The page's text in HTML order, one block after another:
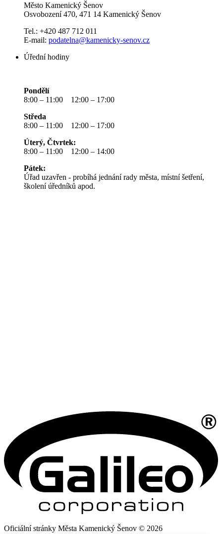
Město Kamenický Šenov
Osvobození 470, 471 14 Kamenický Šenov
Tel.: +420 487 712 011
E-mail: podatelna@kamenicky-senov.cz
Úřední hodiny
Pondělí
8:00 – 11:00 12:00 – 17:00
Středa
8:00 – 11:00 12:00 – 17:00
Úterý, Čtvrtek:
8:00 – 11:00 12:00 – 14:00
Pátek:
Úřad uzavřen - probíhá jednání rady města, místní šetření,
školení úředníků apod.
Oficiální stránky Města Kamenický Šenov © 2026